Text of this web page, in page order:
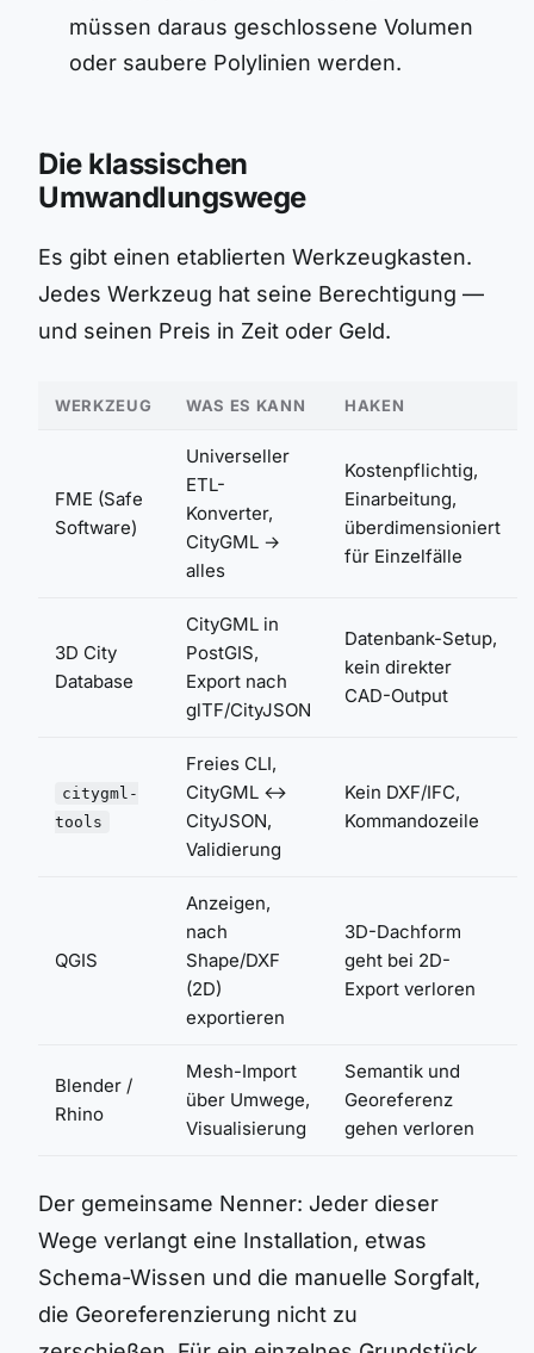
müssen daraus geschlossene Volumen
oder saubere Polylinien werden.
Die klassischen
Umwandlungswege
Es gibt einen etablierten Werkzeugkasten.
Jedes Werkzeug hat seine Berechtigung —
und seinen Preis in Zeit oder Geld.
WERKZEUG WAS ES KANN HAKEN
FME (Safe
Software)
Universeller
ETL-
Konverter,
CityGML →
alles
Kostenpflichtig,
Einarbeitung,
überdimensioniert
für Einzelfälle
3D City
Database
CityGML in
PostGIS,
Export nach
glTF/CityJSON
Datenbank-Setup,
kein direkter
CAD-Output
citygml-
tools
Freies CLI,
CityGML ↔
CityJSON,
Validierung
Kein DXF/IFC,
Kommandozeile
QGIS
Anzeigen,
nach
Shape/DXF
(2D)
exportieren
3D-Dachform
geht bei 2D-
Export verloren
Blender /
Rhino
Mesh-Import
über Umwege,
Visualisierung
Semantik und
Georeferenz
gehen verloren
Der gemeinsame Nenner: Jeder dieser
Wege verlangt eine Installation, etwas
Schema-Wissen und die manuelle Sorgfalt,
die Georeferenzierung nicht zu